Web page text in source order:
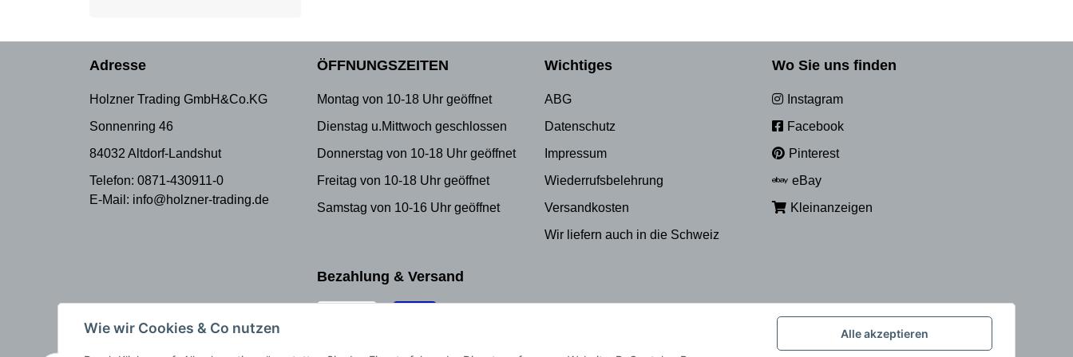
Adresse
Holzner Trading GmbH&Co.KG
Sonnenring 46
84032 Altdorf-Landshut
Telefon: 0871-430911-0
E-Mail: info@holzner-trading.de
ÖFFNUNGSZEITEN
Montag von 10-18 Uhr geöffnet
Dienstag u.Mittwoch geschlossen
Donnerstag von 10-18 Uhr geöffnet
Freitag von 10-18 Uhr geöffnet
Samstag von 10-16 Uhr geöffnet
Wichtiges
ABG
Datenschutz
Impressum
Wiederrufsbelehrung
Versandkosten
Wir liefern auch in die Schweiz
Wo Sie uns finden
Instagram
Facebook
Pinterest
eBay
Kleinanzeigen
Bezahlung & Versand
Alle akzeptieren
Wie wir Cookies & Co nutzen